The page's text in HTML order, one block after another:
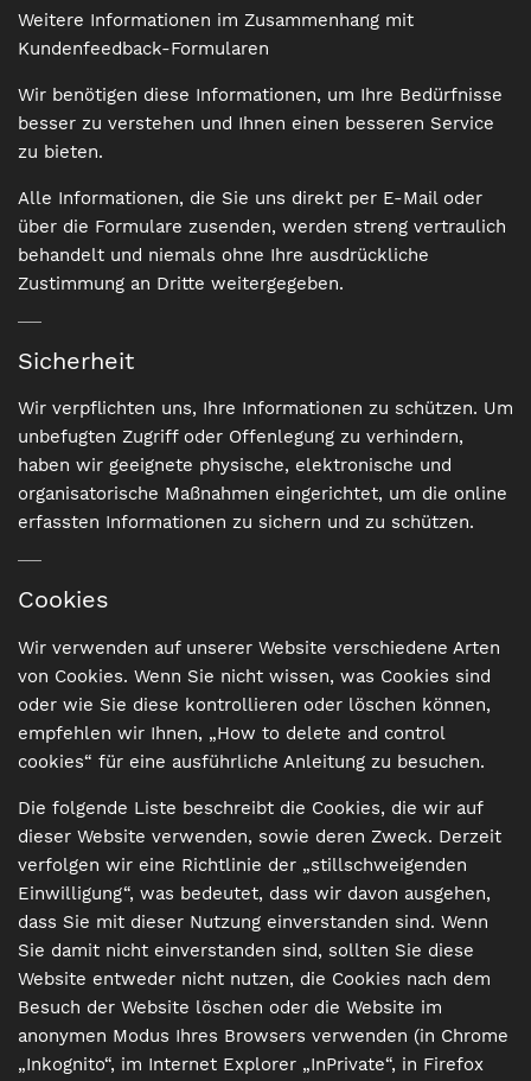
Weitere Informationen im Zusammenhang mit
Kundenfeedback-Formularen
Wir benötigen diese Informationen, um Ihre Bedürfnisse
besser zu verstehen und Ihnen einen besseren Service
zu bieten.
Alle Informationen, die Sie uns direkt per E-Mail oder
über die Formulare zusenden, werden streng vertraulich
behandelt und niemals ohne Ihre ausdrückliche
Zustimmung an Dritte weitergegeben.
Sicherheit
Wir verpflichten uns, Ihre Informationen zu schützen. Um
unbefugten Zugriff oder Offenlegung zu verhindern,
haben wir geeignete physische, elektronische und
organisatorische Maßnahmen eingerichtet, um die online
erfassten Informationen zu sichern und zu schützen.
Cookies
Wir verwenden auf unserer Website verschiedene Arten
von Cookies. Wenn Sie nicht wissen, was Cookies sind
oder wie Sie diese kontrollieren oder löschen können,
empfehlen wir Ihnen, „How to delete and control
cookies“ für eine ausführliche Anleitung zu besuchen.
Die folgende Liste beschreibt die Cookies, die wir auf
dieser Website verwenden, sowie deren Zweck. Derzeit
verfolgen wir eine Richtlinie der „stillschweigenden
Einwilligung“, was bedeutet, dass wir davon ausgehen,
dass Sie mit dieser Nutzung einverstanden sind. Wenn
Sie damit nicht einverstanden sind, sollten Sie diese
Website entweder nicht nutzen, die Cookies nach dem
Besuch der Website löschen oder die Website im
anonymen Modus Ihres Browsers verwenden (in Chrome
„Inkognito“, im Internet Explorer „InPrivate“, in Firefox